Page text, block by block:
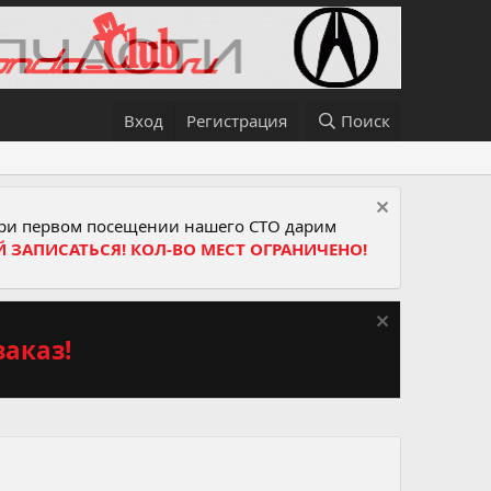
Вход Регистрация Поиск
первом посещении нашего СТО дарим
ЗАПИСАТЬСЯ! КОЛ-ВО МЕСТ ОГРАНИЧЕНО!